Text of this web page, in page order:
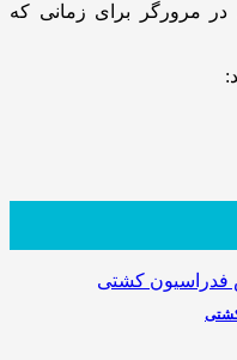
در مرورگر برای زمانی که
کشتی